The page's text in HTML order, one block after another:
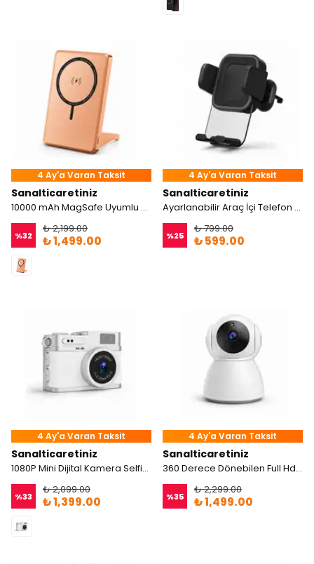
4 Ay'a Varan Taksit
Sanalticaretiniz
10000 mAh MagSafe Uyumlu Kablosuz Stand Powerbank 15W Hızlı Şarj
%32
₺ 2,199.00
₺ 1,499.00
4 Ay'a Varan Taksit
Sanalticaretiniz
Ayarlanabilir Araç İçi Telefon Tutucu – 360° Dönebilir Güçlü Kavrama
%25
₺ 799.00
₺ 599.00
4 Ay'a Varan Taksit
Sanalticaretiniz
1080P Mini Dijital Kamera Selfie Video Vlog Kamerası
%33
₺ 2,099.00
₺ 1,399.00
4 Ay'a Varan Taksit
Sanalticaretiniz
360 Derece Dönebilen Full Hd Smart IP Kamera
%35
₺ 2,299.00
₺ 1,499.00